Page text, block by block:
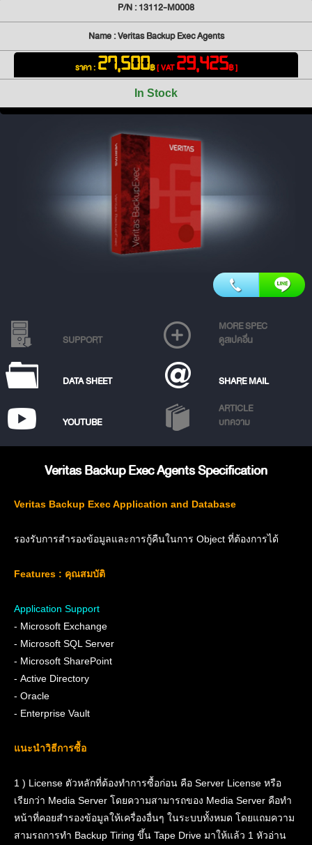
P/N : 13112-M0008
Name : Veritas Backup Exec Agents
ราคา : 27,500฿[ VAT29,425฿ ]
In Stock
SUPPORT
MORE SPEC
ดูสเปคอื่น
DATA SHEET SHARE MAIL
YOUTUBE
ARTICLE
บทความ
Veritas Backup Exec Agents Specification
Veritas Backup Exec Application and Database
รองรับการสำรองข้อมูลและการกู้คืนในการ Object ที่ต้องการได้
Features : คุณสมบัติ
Application Support
- Microsoft Exchange
- Microsoft SQL Server
- Microsoft SharePoint
- Active Directory
- Oracle
- Enterprise Vault
แนะนำวิธีการซื้อ
1 ) License ตัวหลักที่ต้องทำการซื้อก่อน คือ Server License หรือ
เรียกว่า Media Server โดยความสามารถของ Media Server คือทำ
หน้าที่คอยสำรองข้อมูลให้เครื่องอื่นๆ ในระบบทั้งหมด โดยแถมความ
สามรถการทำ Backup Tiring ขึ้น Tape Drive มาให้แล้ว 1 หัวอ่าน